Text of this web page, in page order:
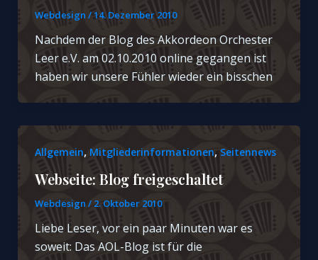
Webdesign /14. Dezember 2010
Nachdem der Blog des Akkordeon Orchester
Leer e.V. am 02.10.2010 online gegangen ist
haben wir unsere Fühler wieder ein bisschen
Allgemein, Mitgliederinformationen, Seitennews
Webseite: Blog freigeschaltet
Webdesign / 2. Oktober 2010
Liebe Leser, vor ein paar Minuten war es
soweit: Das AOL-Blog ist für die